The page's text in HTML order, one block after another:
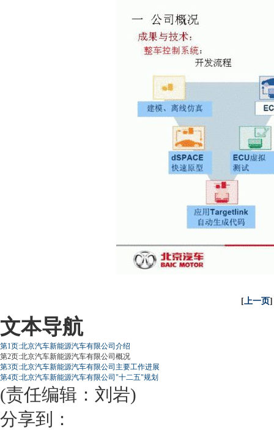
[上一页]
文本导航
第1页:北京汽车新能源汽车有限公司介绍
第2页:北京汽车新能源汽车有限公司概况
第3页:北京汽车新能源汽车有限公司主要工作进展
第4页:北京汽车新能源汽车有限公司"十二五"规划
(责任编辑：刘岩)
分享到：